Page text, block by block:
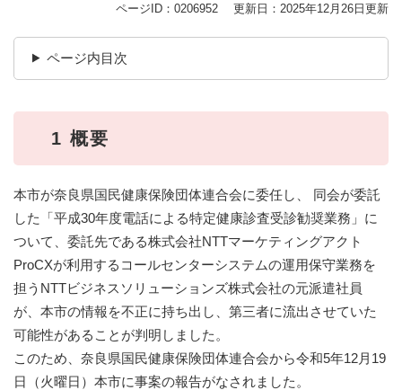
ページID：0206952 更新日：2025年12月26日更新
ページ内目次
1 概要
本市が奈良県国民健康保険団体連合会に委任し、 同会が委託
した「平成30年度電話による特定健康診査受診勧奨業務」に
ついて、委託先である株式会社NTTマーケティングアクト
ProCXが利用するコールセンターシステムの運用保守業務を
担うNTTビジネスソリューションズ株式会社の元派遣社員
が、本市の情報を不正に持ち出し、第三者に流出させていた
可能性があることが判明しました。
このため、奈良県国民健康保険団体連合会から令和5年12月19
日（火曜日）本市に事案の報告がなされました。